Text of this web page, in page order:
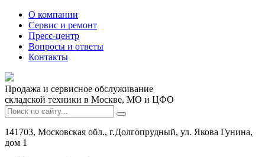
О компании
Сервис и ремонт
Пресс-центр
Вопросы и ответы
Контакты
Продажа и сервисное обслуживание
складской техники в Москве, МО и ЦФО
141703, Московская обл., г.Долгопрудный, ул. Якова Гунина,
дом 1